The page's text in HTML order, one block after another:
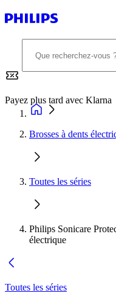
Payez plus tard avec Klarna
Brosses à dents
Toutes les séries
Philips Sonicare
électrique
Toutes les séries